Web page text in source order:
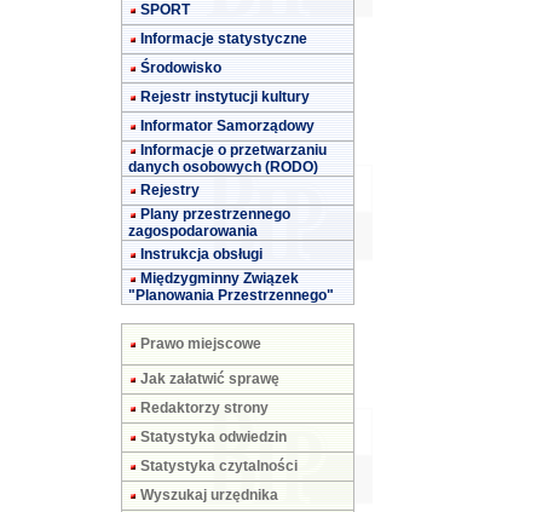
SPORT
Informacje statystyczne
Środowisko
Rejestr instytucji kultury
Informator Samorządowy
Informacje o przetwarzaniu
danych osobowych (RODO)
Rejestry
Plany przestrzennego
zagospodarowania
Instrukcja obsługi
Międzygminny Związek
"Planowania Przestrzennego"
Prawo miejscowe
Jak załatwić sprawę
Redaktorzy strony
Statystyka odwiedzin
Statystyka czytalności
Wyszukaj urzędnika